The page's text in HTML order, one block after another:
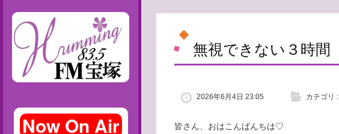
無視できない３時間
2026年6月4日 23:05 カテゴリ :
皆さん、おはこんばんちは♡